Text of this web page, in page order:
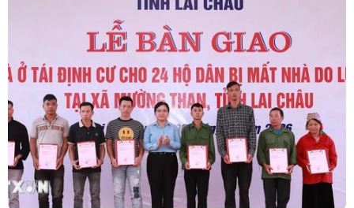
Nhà nước giữ vai trò kiến tạo, khơi
thông dòng vốn đầu tư nhà ở cho
thuê
31/07/2026 02:35
Nghị quyết 21: Đột phá về tư duy,
nâng cao hiệu quả tái tạo tài sản đô